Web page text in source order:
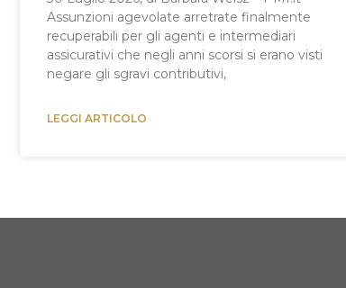
Assunzioni agevolate arretrate finalmente
recuperabili per gli agenti e intermediari
assicurativi che negli anni scorsi si erano visti
negare gli sgravi contributivi,
LEGGI ARTICOLO